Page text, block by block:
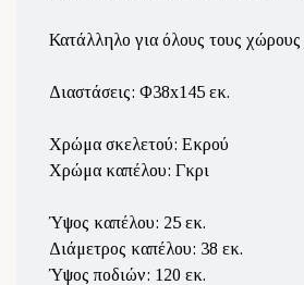
Κατάλληλο για όλους τους
Διαστάσεις: Φ38x145 εκ.
Χρώμα σκελετού: Εκρού
Χρώμα καπέλου: Γκρι
Ύψος καπέλου: 25 εκ.
Διάμετρος καπέλου: 38 εκ.
Ύψος ποδιών: 120 εκ.